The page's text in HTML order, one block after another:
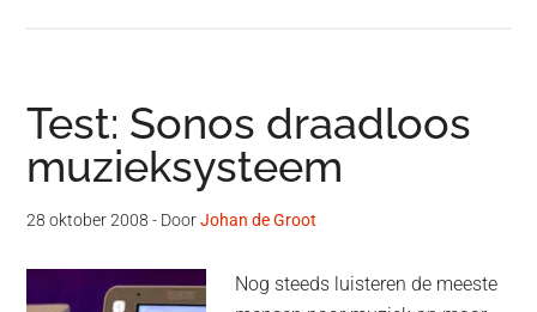
Test: Sonos draadloos
muzieksysteem
28 oktober 2008 - DoorJohan de Groot
Nog steeds luisteren de meeste